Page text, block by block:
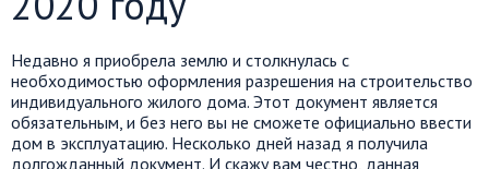
Недавно я приобрела землю и столкнулась с
необходимостью оформления разрешения на строительство
индивидуального жилого дома. Этот документ является
обязательным, и без него вы не сможете официально ввести
дом в эксплуатацию. Несколько дней назад я получила
долгожданный документ. И скажу вам честно, данная